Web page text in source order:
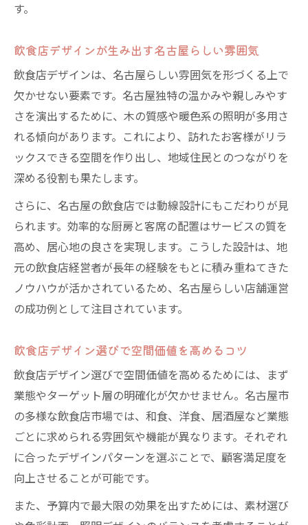
す。
飲食店デザインが生み出す名古屋らしい雰囲気
飲食店デザインは、名古屋らしい雰囲気を形づくる上で
欠かせない要素です。名古屋独特の温かみや親しみやす
さを演出するために、木の質感や暖色系の照明が多用さ
れる傾向があります。これにより、訪れたお客様がリラ
ックスできる空間を作り出し、地域住民とのつながりを
深める役割も果たします。
さらに、名古屋の飲食店では動線設計にもこだわりが見
られます。効率的な厨房と客席の配置はサービスの質を
高め、居心地の良さを実現します。こうした設計は、地
元の飲食店経営者が長年の経験をもとに積み重ねてきた
ノウハウが活かされているため、名古屋らしい店舗運営
の成功例として注目されています。
飲食店デザイン選びで空間価値を高めるコツ
飲食店デザイン選びで空間価値を高めるためには、まず
業態やターゲット層の明確化が欠かせません。名古屋市
の多様な飲食店市場では、和食、洋食、居酒屋など業態
ごとに求められる雰囲気や機能が異なります。それぞれ
に合ったデザインパターンを選ぶことで、顧客満足度を
向上させることが可能です。
また、予算内で最大限の効果を出すためには、素材選び